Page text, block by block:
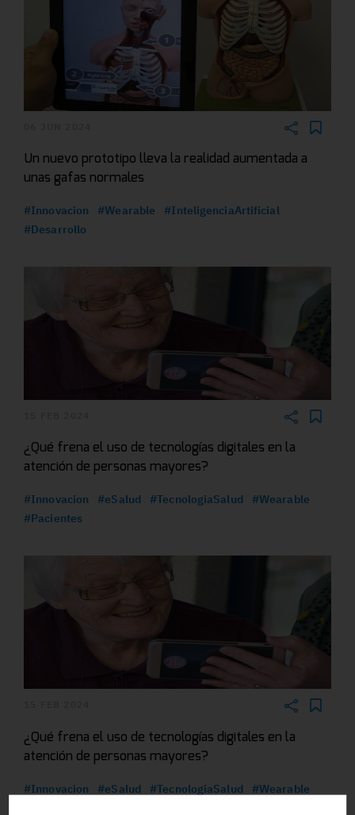
Un nuevo prototipo lleva la realidad aumentada a
unas gafas normales
#Innovacion #Wearable
#InteligenciaArtificial
#Desarrollo
¿Qué frena el uso de tecnologías digitales en la
atención de personas mayores?
#Innovacion #eSalud #TecnologiaSalud
#Wearable
#Pacientes
¿Qué frena el uso de tecnologías digitales en la
atención de personas mayores?
#Innovacion #eSalud #TecnologiaSalud
#Wearable